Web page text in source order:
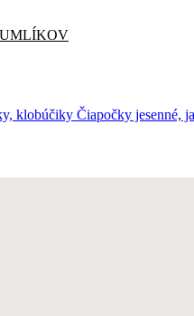
klobúčiky Čiapočky jesenné,